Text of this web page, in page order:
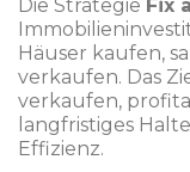
Die Strategie Fix
Häuser kaufen,
verkaufen. Das
verkaufen,
langfristiges
Effizienz.